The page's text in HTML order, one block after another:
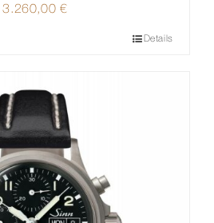
3.260,00€
Details